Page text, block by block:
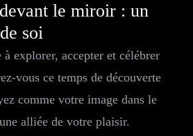
le miroir : un
soi
explorer, accepter et célébrer
vous ce temps de découverte
comme votre image dans le
alliée de votre plaisir.